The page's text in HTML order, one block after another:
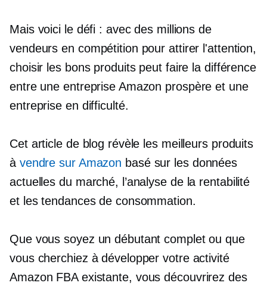
Mais voici le défi : avec des millions de
vendeurs en compétition pour attirer l'attention,
choisir les bons produits peut faire la différence
entre une entreprise Amazon prospère et une
entreprise en difficulté.
Cet article de blog révèle les meilleurs produits
à vendre sur Amazon basé sur les données
actuelles du marché, l’analyse de la rentabilité
et les tendances de consommation.
Que vous soyez un débutant complet ou que
vous cherchiez à développer votre activité
Amazon FBA existante, vous découvrirez des